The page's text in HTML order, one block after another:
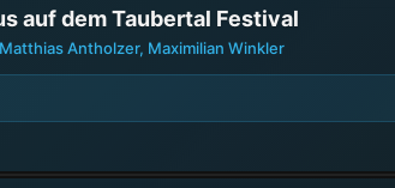
auf dem Taubertal Festival
Antholzer, Maximilian Winkler